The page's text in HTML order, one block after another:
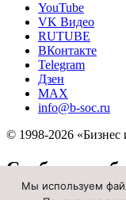
YouTube
VK Видео
RUTUBE
ВКонтакте
Telegram
Дзен
MAX
info@b-soc.ru
© 1998-2026 «Бизнес
Мы используем
Сообщить об